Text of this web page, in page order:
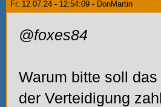
Fr. 12.07.24 - 12:54:09 - DonMartin
@foxes84
Warum bitte soll
der Verteidigung